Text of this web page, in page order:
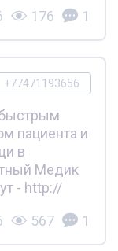
176 1
+77471193656
пациента и
в
Медик
- http://
567 1